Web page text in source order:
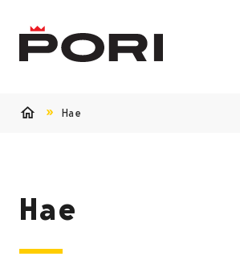
Hae
Hae